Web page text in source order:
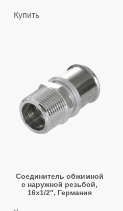
Купить
Соединитель обжимной
с наружной резьбой,
16х1/2″, Германия